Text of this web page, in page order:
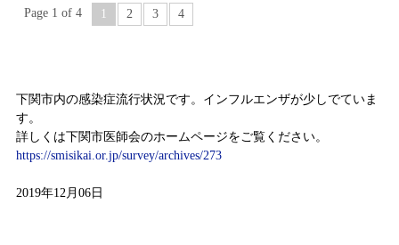
Page 1 of 4 1 2 3 4
下関市内の感染症流行状況です。インフルエンザが少しでていま
す。
詳しくは下関市医師会のホームページをご覧ください。
https://smisikai.or.jp/survey/archives/273
2019年12月06日